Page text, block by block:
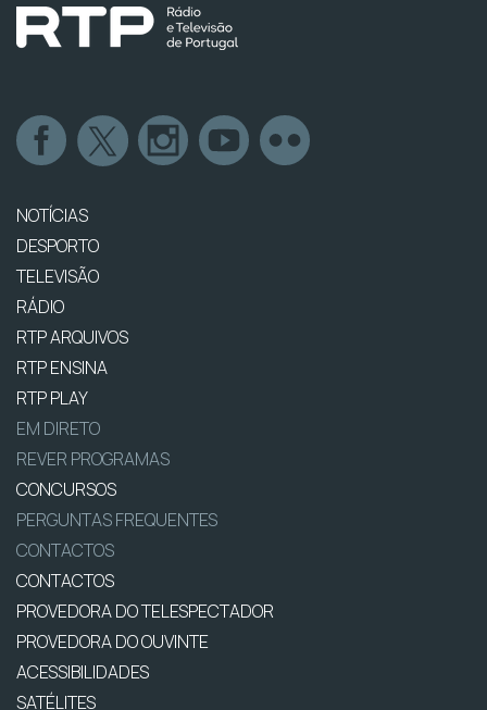
NOTÍCIAS
DESPORTO
TELEVISÃO
RÁDIO
RTP ARQUIVOS
RTP ENSINA
RTP PLAY
EM DIRETO
REVER PROGRAMAS
CONCURSOS
PERGUNTAS FREQUENTES
CONTACTOS
CONTACTOS
PROVEDORA DO TELESPECTADOR
PROVEDORA DO OUVINTE
ACESSIBILIDADES
SATÉLITES